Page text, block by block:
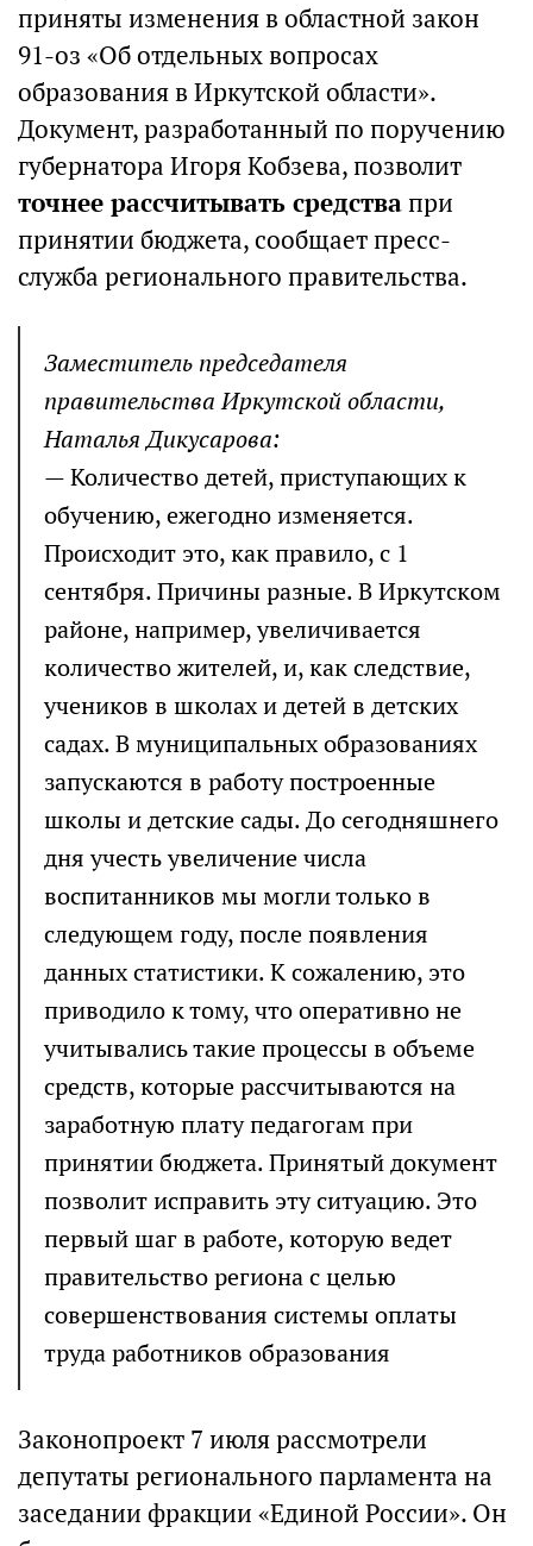
приняты изменения в областной закон
91-оз «Об отдельных вопросах
образования в Иркутской области».
Документ, разработанный по поручению
губернатора Игоря Кобзева, позволит
точнее рассчитывать средствапри
принятии бюджета, сообщает пресс-
служба регионального правительства.
Заместитель председателя
правительства Иркутской области,
Наталья Дикусарова:
— Количество детей, приступающих к
обучению, ежегодно изменяется.
Происходит это, как правило, с 1
сентября. Причины разные. В Иркутском
районе, например, увеличивается
количество жителей, и, как следствие,
учеников в школах и детей в детских
садах. В муниципальных образованиях
запускаются в работу построенные
школы и детские сады. До сегодняшнего
дня учесть увеличение числа
воспитанников мы могли только в
следующем году, после появления
данных статистики. К сожалению, это
приводило к тому, что оперативно не
учитывались такие процессы в объеме
средств, которые рассчитываются на
заработную плату педагогам при
принятии бюджета. Принятый документ
позволит исправить эту ситуацию. Это
первый шаг в работе, которую ведет
правительство региона с целью
совершенствования системы оплаты
труда работников образования
Законопроект 7 июля рассмотрели
депутаты регионального парламента на
заседании фракции «Единой России». Он